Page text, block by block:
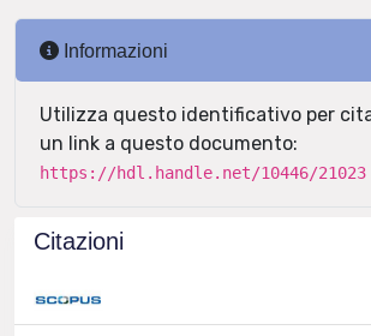
Informazioni
Utilizza questo identificativo per
un link a questo documento:
https://hdl.handle.net/10446/21023
Citazioni